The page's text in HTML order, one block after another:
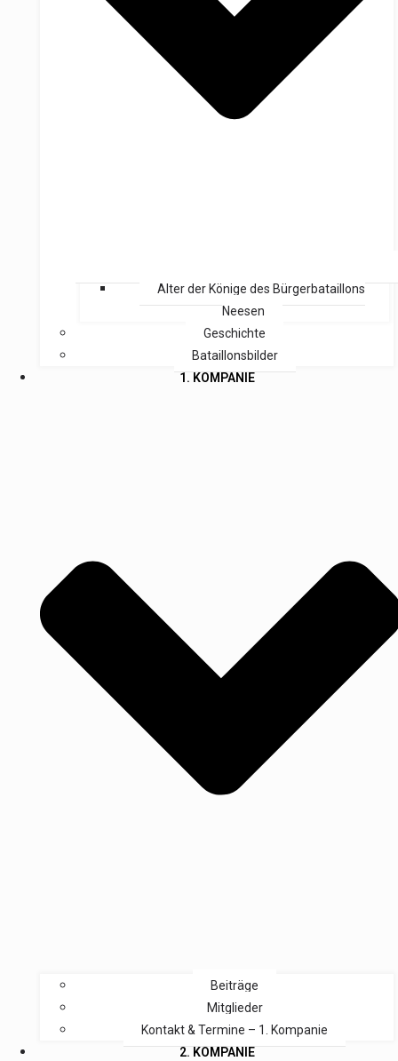
Alter der Könige des Bürgerbataillons
Neesen
Geschichte
Bataillonsbilder
1. KOMPANIE
Beiträge
Mitglieder
Kontakt & Termine – 1. Kompanie
2. KOMPANIE